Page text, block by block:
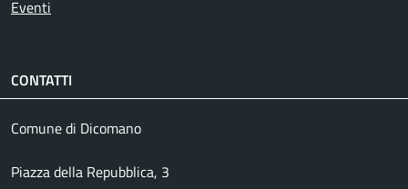
Eventi
CONTATTI
Comune di Dicomano
Piazza della Repubblica, 3